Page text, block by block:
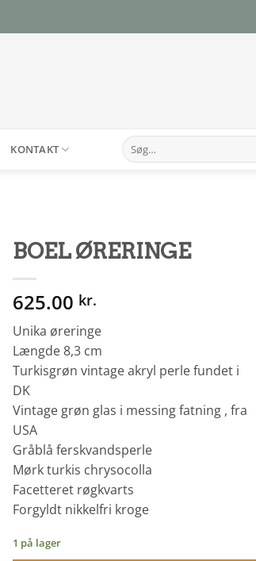
KONTAKT
Søg
efter:
BOEL ØRERINGE
625.00 kr.
Unika øreringe
Længde 8,3 cm
Turkisgrøn vintage akryl perle fundet i
DK
Vintage grøn glas i messing fatning , fra
USA
Gråblå ferskvandsperle
Mørk turkis chrysocolla
Facetteret røgkvarts
Forgyldt nikkelfri kroge
1 på lager